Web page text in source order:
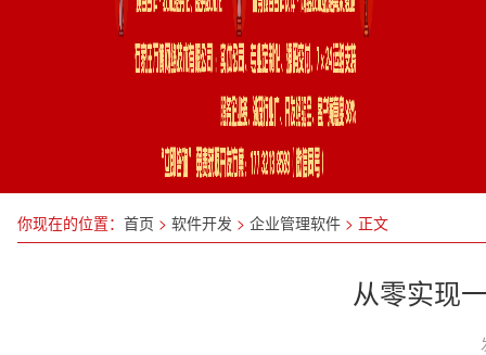
你现在的位置： 首页 > 软件开发 > 企业管理软件 > 正文
从零实现